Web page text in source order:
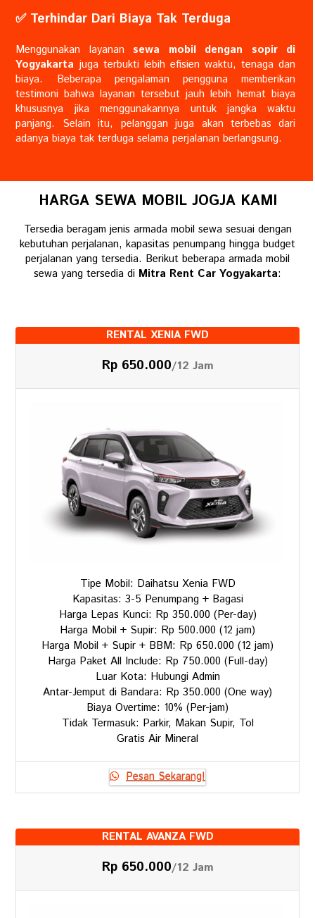
✅️ Terhindar Dari Biaya Tak Terduga
Menggunakan layanansewa mobil dengan sopir di
Yogyakarta juga terbukti lebih efisien waktu, tenaga dan
biaya. Beberapa pengalaman pengguna memberikan
testimoni bahwa layanan tersebut jauh lebih hemat biaya
khususnya jika menggunakannya untuk jangka waktu
panjang. Selain itu, pelanggan juga akan terbebas dari
adanya biaya tak terduga selama perjalanan berlangsung.
HARGA SEWA MOBIL JOGJA KAMI
Tersedia beragam jenis armada mobil sewa sesuai dengan
kebutuhan perjalanan, kapasitas penumpang hingga budget
perjalanan yang tersedia. Berikut beberapa armada mobil
sewa yang tersedia di Mitra Rent Car Yogyakarta:
RENTAL XENIA FWD
Rp 650.000/12 Jam
Tipe Mobil: Daihatsu Xenia FWD
Kapasitas: 3-5 Penumpang + Bagasi
Harga Lepas Kunci: Rp 350.000 (Per-day)
Harga Mobil + Supir: Rp 500.000 (12 jam)
Harga Mobil + Supir + BBM: Rp 650.000 (12 jam)
Harga Paket All Include: Rp 750.000 (Full-day)
Luar Kota: Hubungi Admin
Antar-Jemput di Bandara: Rp 350.000 (One way)
Biaya Overtime: 10% (Per-jam)
Tidak Termasuk: Parkir, Makan Supir, Tol
Gratis Air Mineral
Pesan Sekarang!
RENTAL AVANZA FWD
Rp 650.000/12 Jam